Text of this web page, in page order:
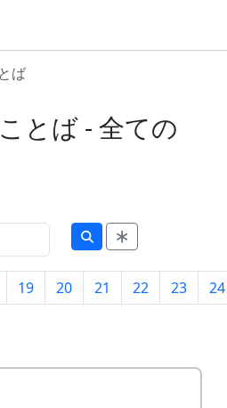
ば
とば - 全ての
19 20 21 22 23 24